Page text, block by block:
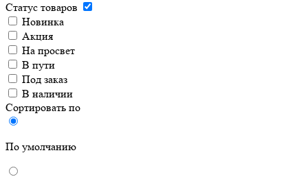
Статус товаров
Новинка
Акция
На просвет
В пути
Под заказ
В наличии
Сортировать по
По умолчанию